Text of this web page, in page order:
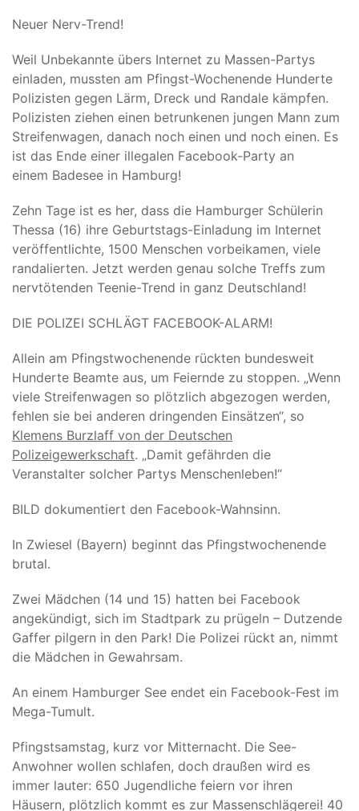
Neuer Nerv-Trend!
Weil Unbekannte übers Internet zu Massen-Partys
einladen, mussten am Pfingst-Wochenende Hunderte
Polizisten gegen Lärm, Dreck und Randale kämpfen.
Polizisten ziehen einen betrunkenen jungen Mann zum
Streifenwagen, danach noch einen und noch einen. Es
ist das Ende einer illegalen Facebook-Party an
einem Badesee in Hamburg!
Zehn Tage ist es her, dass die Hamburger Schülerin
Thessa (16) ihre Geburtstags-Einladung im Internet
veröffentlichte, 1500 Menschen vorbeikamen, viele
randalierten. Jetzt werden genau solche Treffs zum
nervtötenden Teenie-Trend in ganz Deutschland!
DIE POLIZEI SCHLÄGT FACEBOOK-ALARM!
Allein am Pfingstwochenende rückten bundesweit
Hunderte Beamte aus, um Feiernde zu stoppen. „Wenn
viele Streifenwagen so plötzlich abgezogen werden,
fehlen sie bei anderen dringenden Einsätzen“, so
Klemens Burzlaff von der Deutschen
Polizeigewerkschaft. „Damit gefährden die
Veranstalter solcher Partys Menschenleben!“
BILD dokumentiert den Facebook-Wahnsinn.
In Zwiesel (Bayern) beginnt das Pfingstwochenende
brutal.
Zwei Mädchen (14 und 15) hatten bei Facebook
angekündigt, sich im Stadtpark zu prügeln – Dutzende
Gaffer pilgern in den Park! Die Polizei rückt an, nimmt
die Mädchen in Gewahrsam.
An einem Hamburger See endet ein Facebook-Fest im
Mega-Tumult.
Pfingstsamstag, kurz vor Mitternacht. Die See-
Anwohner wollen schlafen, doch draußen wird es
immer lauter: 650 Jugendliche feiern vor ihren
Häusern, plötzlich kommt es zur Massenschlägerei! 40